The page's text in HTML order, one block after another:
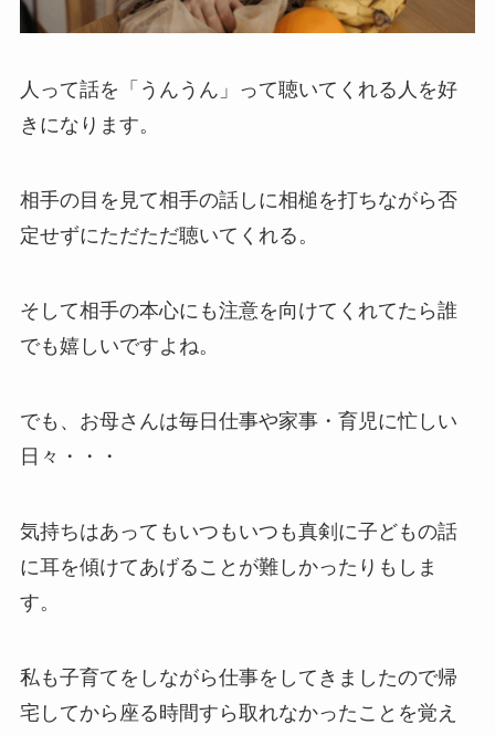
人って話を「うんうん」って聴いてくれる人を好
きになります。
相手の目を見て相手の話しに相槌を打ちながら否
定せずにただただ聴いてくれる。
そして相手の本心にも注意を向けてくれてたら誰
でも嬉しいですよね。
でも、お母さんは毎日仕事や家事・育児に忙しい
日々・・・
気持ちはあってもいつもいつも真剣に子どもの話
に耳を傾けてあげることが難しかったりもしま
す。
私も子育てをしながら仕事をしてきましたので帰
宅してから座る時間すら取れなかったことを覚え